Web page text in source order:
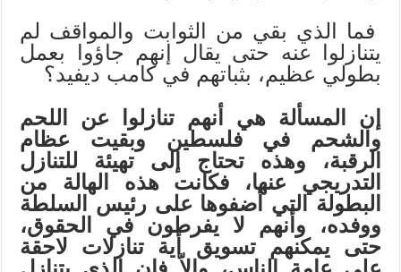
فما الذي بقي من الثوابت والمواقف لم
يتنازلوا عنه حتى يقال إنهم جاؤوا بعمل
بطولي عظيم، بثباتهم في كامب ديفيد؟
إن المسألة هي أنهم تنازلوا عن اللحم
والشحم في فلسطين وبقيت عظام
الرقبة، وهذه تحتاج إلى تهيئة للتنازل
التدريجي عنها، فكانت هذه الهالة من
البطولة التي أضفوها على رئيس السلطة
ووفده، وأنهم لا يفرطون في الحقوق،
حتى يمكنهم تسويق أية تنازلات لاحقة